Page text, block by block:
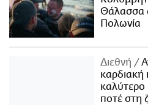
Θάλασσα
Πολωνία
Διεθνή
καρδιακή
ποτέ στη